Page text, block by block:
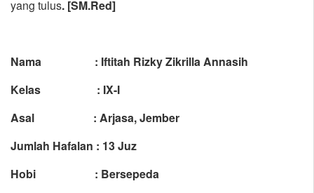
yang tulus. [SM.Red]
Nama : Iftitah Rizky Zikrilla Annasih
Kelas : IX-I
Asal : Arjasa, Jember
Jumlah Hafalan : 13 Juz
Hobi : Bersepeda